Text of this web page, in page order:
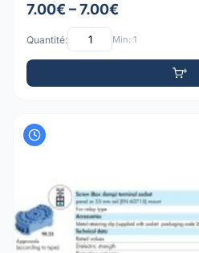
7.00€ – 7.00€
Quantité: Min: 1